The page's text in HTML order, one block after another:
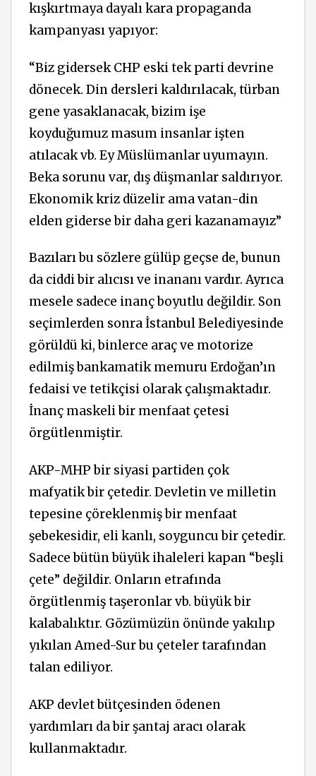
kışkırtmaya dayalı kara propaganda
kampanyası yapıyor:
“Biz gidersek CHP eski tek parti devrine
dönecek. Din dersleri kaldırılacak, türban
gene yasaklanacak, bizim işe
koyduğumuz masum insanlar işten
atılacak vb. Ey Müslümanlar uyumayın.
Beka sorunu var, dış düşmanlar saldırıyor.
Ekonomik kriz düzelir ama vatan-din
elden giderse bir daha geri kazanamayız”
Bazıları bu sözlere gülüp geçse de, bunun
da ciddi bir alıcısı ve inananı vardır. Ayrıca
mesele sadece inanç boyutlu değildir. Son
seçimlerden sonra İstanbul Belediyesinde
görüldü ki, binlerce araç ve motorize
edilmiş bankamatik memuru Erdoğan’ın
fedaisi ve tetikçisi olarak çalışmaktadır.
İnanç maskeli bir menfaat çetesi
örgütlenmiştir.
AKP-MHP bir siyasi partiden çok
mafyatik bir çetedir. Devletin ve milletin
tepesine çöreklenmiş bir menfaat
şebekesidir, eli kanlı, soyguncu bir çetedir.
Sadece bütün büyük ihaleleri kapan “beşli
çete” değildir. Onların etrafında
örgütlenmiş taşeronlar vb. büyük bir
kalabalıktır. Gözümüzün önünde yakılıp
yıkılan Amed-Sur bu çeteler tarafından
talan ediliyor.
AKP devlet bütçesinden ödenen
yardımları da bir şantaj aracı olarak
kullanmaktadır.